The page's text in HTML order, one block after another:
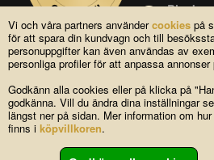
Vi och våra partners användercookies på
för att spara din kundvagn och till
personuppgifter kan även användas av
personliga profiler för att anpassa annonser
Godkänn alla cookies eller på klicka på
godkänna. Vill du ändra dina inställningar
längst ner på sidan. Mer information om
finns i köpvillkoren.
Blocket
Vår
Se våra
Copyright © 2004-2026
FAQ|Om oss|Köpvillkor|